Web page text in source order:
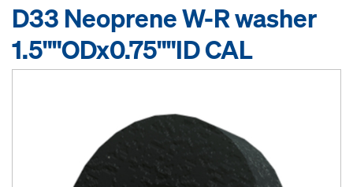
D33 Neoprene W-R washer
1.5""ODx0.75""ID CAL